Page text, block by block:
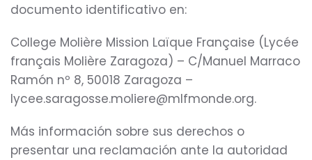
documento identificativo en:
College Molière Mission Laïque Française (Lycée
français Molière Zaragoza) – C/Manuel Marraco
Ramón nº 8, 50018 Zaragoza –
lycee.saragosse.moliere@mlfmonde.org.
Más información sobre sus derechos o
presentar una reclamación ante la autoridad